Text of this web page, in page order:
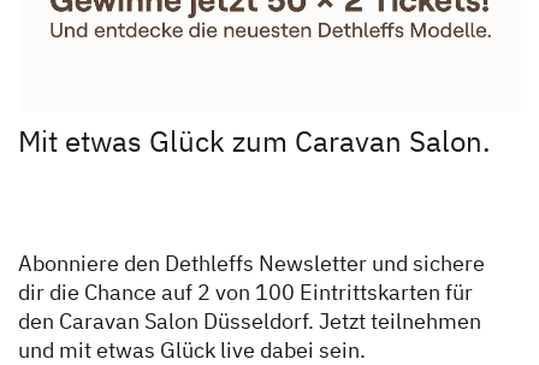
Mit etwas Glück zum Caravan Salon.
Abonniere den Dethleffs Newsletter und sichere
dir die Chance auf 2 von 100 Eintrittskarten für
den Caravan Salon Düsseldorf. Jetzt teilnehmen
und mit etwas Glück live dabei sein.